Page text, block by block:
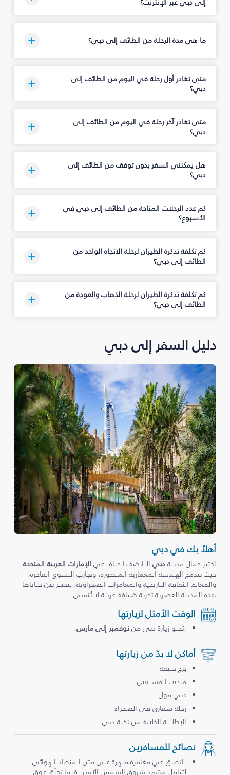
ما هي مدة الرحلة من الطائف إلى دبي؟
متى تغادر أول رحلة في اليوم من الطائف إلى
دبي؟
متى تغادر آخر رحلة في اليوم من الطائف إلى
دبي؟
هل يمكنني السفر بدون توقف من الطائف إلى
دبي؟
كم عدد الرحلات المتاحة من الطائف إلى دبي في
الأسبوع؟
كم تكلفة تذكرة الطيران لرحلة الاتجاه الواحد من
الطائف إلى دبي؟
كم تكلفة تذكرة الطيران لرحلة الذهاب والعودة من
الطائف إلى دبي؟
دليل السفر إلى دبي
أهلاً بك في دبي
اختبر جمال مدينةدبيالنابضة بالحياة، في الإمارات العربية المتحدة،
حيث تندمج الهندسة المعمارية المتطورة، وتجارب التسوق الفاخرة،
والمعالم الثقافة التاريخية والمغامرات الصحراوية، لتختبر بين حناياها
هذه المدينة العصرية تجربة ضيافة عربية لا تُنسى
الوقت الأمثل لزيارتها
.تحلو زيارة دبي من نوفمبر إلى مارس.
أماكن لا بدّ من زيارتها
برج خليفة
متحف المستقبل
دبي مول
رحلة سفاري في الصحراء
الإطلالة الخلابة من نخلة دبي
نصائح للمسافرين
.انطلق في مغامرة مبهرة على متن المنطاد الهوائي،
لتتأمل مشهد شروق الشمس الآسر، فيما تحلّق فوق